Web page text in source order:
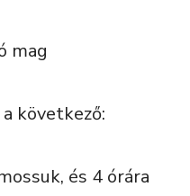
mag
következő:
és 4 órára